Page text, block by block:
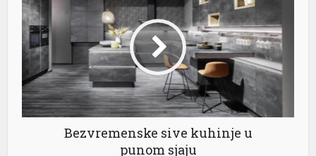
Bezvremenske sive kuhinje u
punom sjaju